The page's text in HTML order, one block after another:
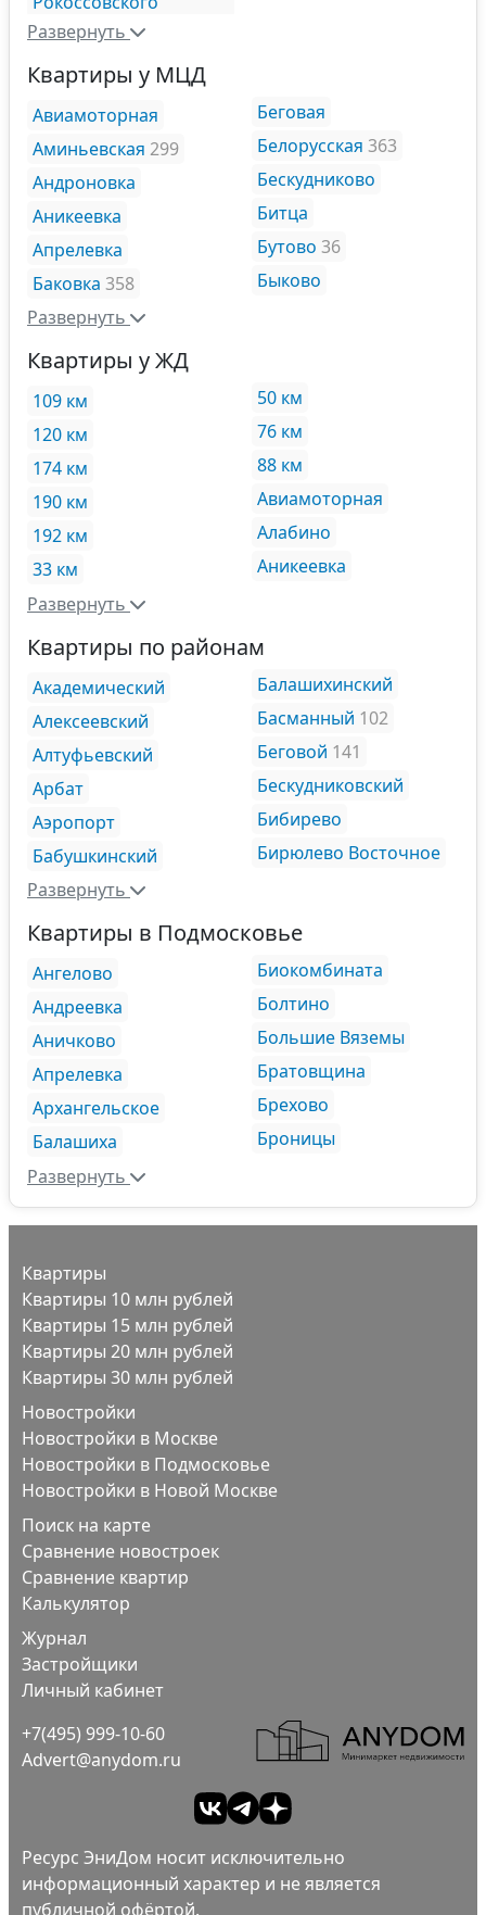
Развернуть
Квартиры у МЦД
Авиамоторная
Аминьевская 299
Андроновка
Аникеевка
Апрелевка
Баковка 358
Беговая
Белорусская 363
Бескудниково
Битца
Бутово 36
Быково
Развернуть
Квартиры у ЖД
109 км
120 км
174 км
190 км
192 км
33 км
50 км
76 км
88 км
Авиамоторная
Алабино
Аникеевка
Развернуть
Квартиры по районам
Академический
Алексеевский
Алтуфьевский
Арбат
Аэропорт
Бабушкинский
Балашихинский
Басманный 102
Беговой 141
Бескудниковский
Бибирево
Бирюлево Восточное
Развернуть
Квартиры в Подмосковье
Ангелово
Андреевка
Аничково
Апрелевка
Архангельское
Балашиха
Биокомбината
Болтино
Большие Вяземы
Братовщина
Брехово
Броницы
Развернуть
Квартиры
Квартиры 10 млн рублей
Квартиры 15 млн рублей
Квартиры 20 млн рублей
Квартиры 30 млн рублей
Новостройки
Новостройки в Москве
Новостройки в Подмосковье
Новостройки в Новой Москве
Поиск на карте
Сравнение новостроек
Сравнение квартир
Калькулятор
Журнал
Застройщики
Личный кабинет
+7(495) 999-10-60
Advert@anydom.ru
Ресурс ЭниДом носит исключительно
информационный характер и не является
публичной офёртой.